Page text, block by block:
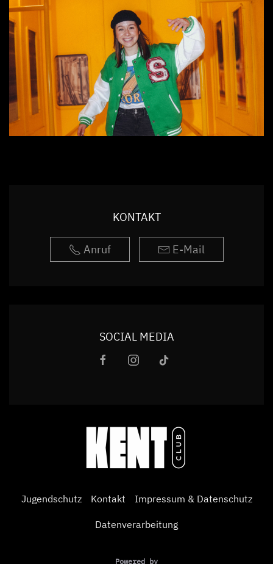
KONTAKT
Anruf E-Mail
SOCIAL MEDIA
Jugendschutz Kontakt Impressum & Datenschutz
Datenverarbeitung
Powered by